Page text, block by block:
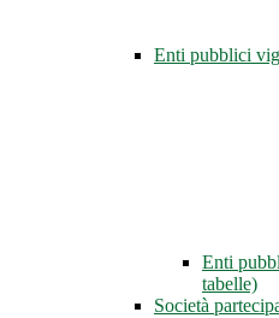
Enti pubblici
Enti
tabelle)
Società